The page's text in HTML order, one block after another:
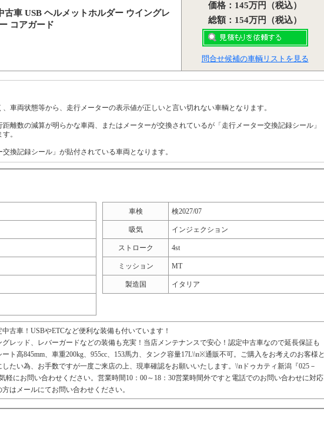
車 USB ヘルメットホルダー ウイングレ
コアガード
価格：145万円（税込）
総額：154万円（税込）
問合せ候補の車輌リストを見る
車両状態等から、走行メーターの表示値が正しいと言い切れない車輌となります。
離数の減算が明らかな車両、またはメーターが交換されているが「走行メーター交換記録シール」
。
換記録シール」が貼付されている車両となります。
車検 検2027/07
吸気 インジェクション
ストローク 4st
ミッション MT
製造国 イタリア
古車！USBやETCなど便利な装備も付いています！
グレッド、レバーガードなどの装備も充実！当店メンテナンスで安心！認定中古車なので延長保証も
ト高845mm、車重200kg、955cc、153馬力、タンク容量17L\\n※通販不可。ご購入をお考えのお客様と
たい為、お手数ですが一度ご来店の上、現車確認をお願いいたします。\\nドゥカティ新潟『025－
軽にお問い合わせください。営業時間10：00～18：30営業時間外ですと電話でのお問い合わせに対応
はメールにてお問い合わせください。